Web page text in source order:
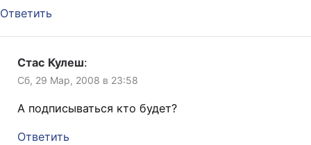
Ответить
Стас Кулеш:
Сб, 29 Мар, 2008 в 23:58
А подписываться кто будет?
Ответить